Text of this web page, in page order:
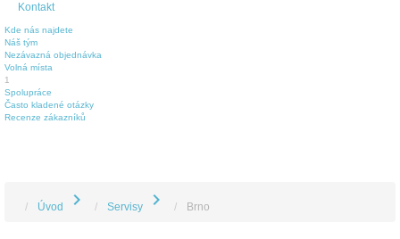
Kontakt
Kde nás najdete
Náš tým
Nezávazná objednávka
Volná místa
1
Spolupráce
Často kladené otázky
Recenze zákazníků
Úvod chevron_right Servisy chevron_right Brno